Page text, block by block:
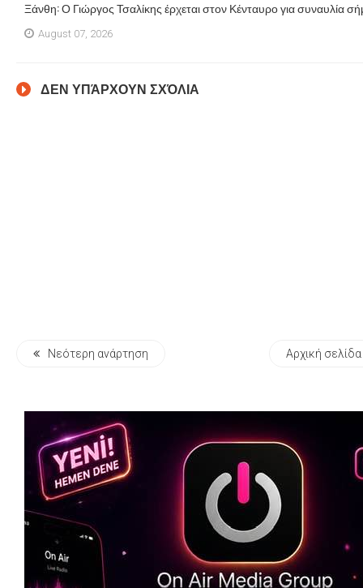
Ξάνθη: Ο Γιώργος Τσαλίκης έρχεται στον Κένταυρο για συναυλία
August 07, 2026
ΔΕΝ ΥΠΆΡΧΟΥΝ ΣΧΌΛΙΑ
Νεότερη ανάρτηση Αρχική σελίδα